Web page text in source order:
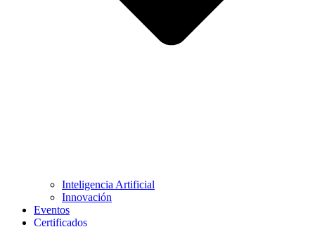
Inteligencia Artificial
Innovación
Eventos
Certificados